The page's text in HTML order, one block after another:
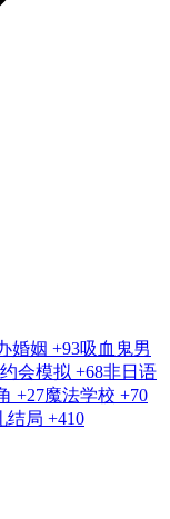
婚姻 +93吸血鬼男
约会模拟 +68非日语
+27魔法学校 +70
结局 +410